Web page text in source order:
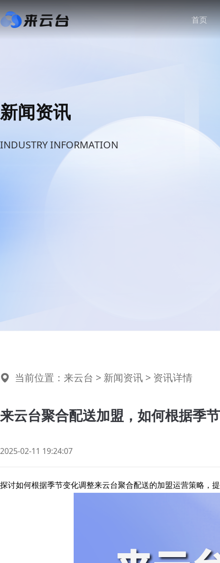
首页
新闻资讯
INDUSTRY INFORMATION
当前位置： 来云台 > 新闻资讯 > 资讯详情
来云台聚合配送加盟，如何根据季
2025-02-11 19:24:07
探讨如何根据季节变化调整来云台聚合配送的加盟运营策略，